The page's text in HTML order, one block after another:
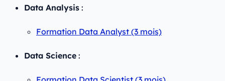
Data Analysis :
Formation Data Analyst (3 mois)
Data Science :